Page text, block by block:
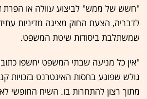
"חשש של ממש" לביצוע עוולה או הפרת
לדבריה, הצעת החוק מציגה מדיניות
שמשתלבת ביסודות שיטת המשפט.
"אין כל מניעה שבתי המשפט יחשפו
גולש שפוגע בחסות האינטרנט בזכויות
מתוך רצון להתחרות בו. השיח החופשי